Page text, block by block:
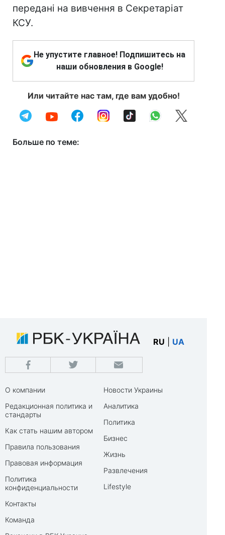
передані на вивчення в Секретаріат
КСУ.
Не упустите главное! Подпишитесь на
наши обновления в Google!
Или читайте нас там, где вам удобно!
Больше по теме:
RU UA
О компании
Редакционная политика и
стандарты
Как стать нашим автором
Правила пользования
Правовая информация
Политика
конфиденциальности
Контакты
Команда
Новости Украины
Аналитика
Политика
Бизнес
Жизнь
Развлечения
Lifestyle